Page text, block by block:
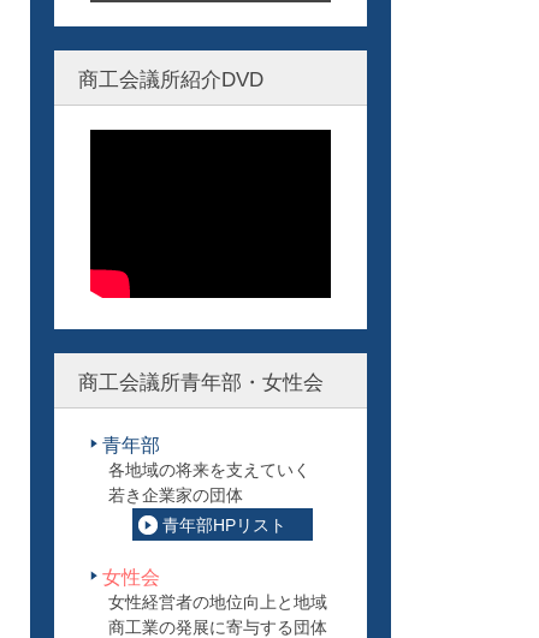
商工会議所紹介DVD
商工会議所青年部・女性会
青年部
各地域の将来を支えていく
若き企業家の団体
青年部HPリスト
女性会
女性経営者の地位向上と地域
商工業の発展に寄与する団体